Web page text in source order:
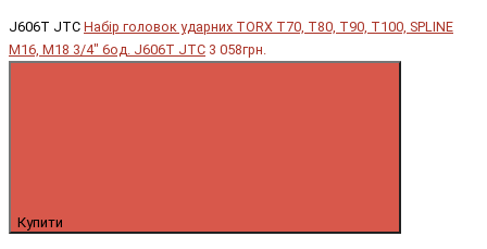
J606T JTC Набір головок ударних TORX T70, T80, T90, T100, SPLINE
M16, M18 3/4" 6од. J606T JTC 3 058грн.
Купити